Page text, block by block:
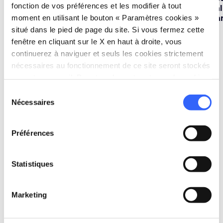
fonction de vos préférences et les modifier à tout
moment en utilisant le bouton « Paramètres cookies »
situé dans le pied de page du site. Si vous fermez cette
fenêtre en cliquant sur le X en haut à droite, vous
continuerez à naviguer et seuls les cookies strictement
nécessaires au fonctionnement de ce site seront stockés
Nécessaires
Préférences
Statistiques
Marketing
de Piombino en
kayak et en SUP
Bilancino